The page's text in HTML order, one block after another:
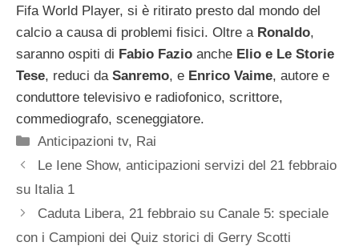
Fifa World Player, si è ritirato presto dal mondo del
calcio a causa di problemi fisici. Oltre a Ronaldo,
saranno ospiti di Fabio Fazio anche Elio e Le Storie
Tese, reduci da Sanremo, e Enrico Vaime, autore e
conduttore televisivo e radiofonico, scrittore,
commediografo, sceneggiatore.
Categorie
Anticipazioni tv, Rai
Le Iene Show, anticipazioni servizi del 21 febbraio
su Italia 1
Caduta Libera, 21 febbraio su Canale 5: speciale
con i Campioni dei Quiz storici di Gerry Scotti